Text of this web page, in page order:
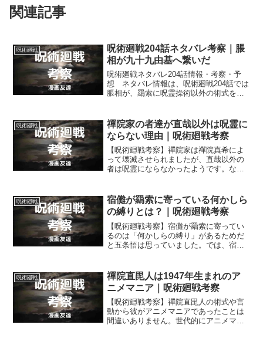
関連記事
呪術廻戦
呪術廻戦204話ネタバレ考察｜脹
相が九十九由基へ繋いだ
呪術廻戦ネタバレ204話情報・考察・予
想 ネタバレ情報は、呪術廻戦204話では
脹相が、羂索に呪霊操術以外の術式を使
呪術廻戦
禪院家の者達が直哉以外は呪霊に
ならない理由｜呪術廻戦考察
【呪術廻戦考察】禪院家は禪院真希によ
って壊滅させられましたが、直哉以外の
者は呪霊にならなかったようです。なぜ
呪術廻戦
宿儺が羂索に寄っている何かしら
の縛りとは？｜呪術廻戦考察
【呪術廻戦考察】宿儺が羂索に寄ってい
るのは「何かしらの縛り」があるためだ
と五条悟は思っていました。では、宿儺
呪術廻戦
禪院直毘人は1947年生まれのア
ニメマニア｜呪術廻戦考察
【呪術廻戦考察】禪院直毘人の術式や言
動から彼がアニメマニアであったことは
間違いありません。世代的にアニメマニ